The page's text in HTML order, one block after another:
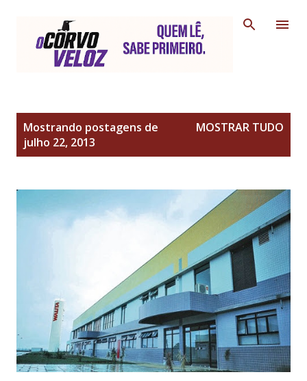
Mostrando postagens de
julho 22, 2013
MOSTRAR TUDO